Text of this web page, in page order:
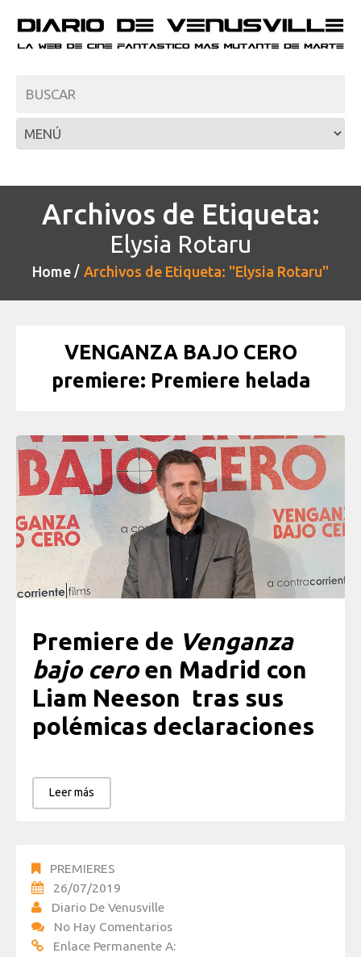
Archivos de Etiqueta:
Elysia Rotaru
Home Archivos de Etiqueta: "Elysia Rotaru"
VENGANZA BAJO CERO
premiere: Premiere helada
Premiere de Venganza
bajo ceroen Madrid con
Liam Neeson tras sus
polémicas declaraciones
Leer más
PREMIERES
26/07/2019
Diario De Venusville
No Hay Comentarios
Enlace Permanente A: